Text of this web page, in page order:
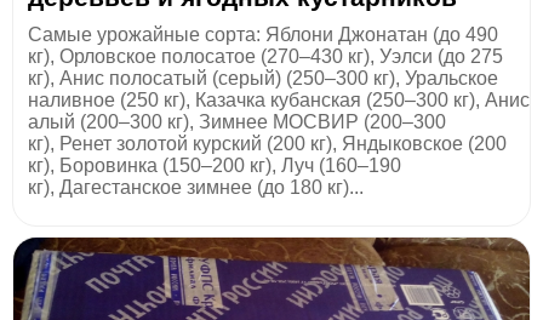
Самые урожайные сорта: Яблони Джонатан (до 490
кг), Орловское полосатое (270–430 кг), Уэлси (до 275
кг), Анис полосатый (серый) (250–300 кг), Уральское
наливное (250 кг), Казачка кубанская (250–300 кг), Анис
алый (200–300 кг), Зимнее МОСВИР (200–300
кг), Ренет золотой курский (200 кг), Яндыковское (200
кг), Боровинка (150–200 кг), Луч (160–190
кг), Дагестанское зимнее (до 180 кг)...